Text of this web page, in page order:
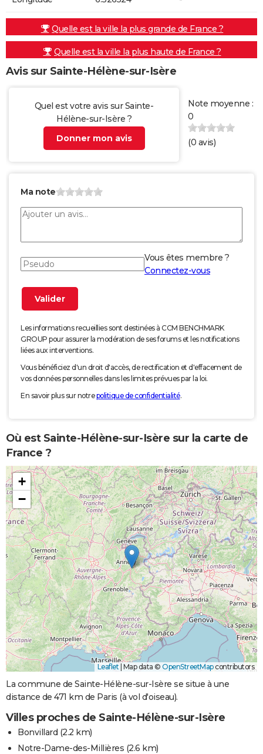
Quelle est la ville la plus grande de France ?
Quelle est la ville la plus haute de France ?
Avis sur Sainte-Hélène-sur-Isère
Quel est votre avis sur Sainte-
Hélène-sur-Isère ?
Donner mon avis
Note moyenne :
0
(0 avis)
Ma note
Vous êtes membre ?
Connectez-vous
Les informations recueillies sont destinées à CCM BENCHMARK
GROUP pour assurer la modération de ses forums et les notifications
liées aux interventions.
Vous bénéficiez d'un droit d'accès, de rectification et d'effacement de
vos données personnelles dans les limites prévues par la loi.
En savoir plus sur notrepolitique de confidentialité.
Où est Sainte-Hélène-sur-Isère sur la carte de
France ?
+
−
Leaflet Map data © OpenStreetMapcontributors
La commune de Sainte-Hélène-sur-Isère se situe à une
distance de 471 km de Paris (à vol d'oiseau).
Villes proches de Sainte-Hélène-sur-Isère
Bonvillard (2.2 km)
Notre-Dame-des-Millières (2.6 km)